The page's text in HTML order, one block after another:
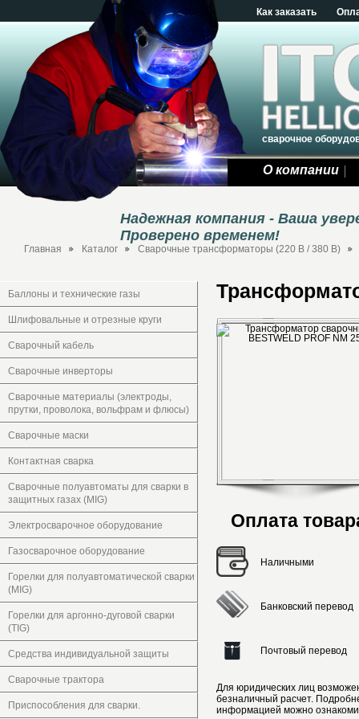
Как заказать
сварочное
О компании
Надежная компания - Ваша
Проверено временем!
Главная Каталог Сварочные трансформаторы (220 В / 380 В)
Баллоны и технические газы
Шлифовальные и отрезные круги
Сварочный кабель
Сварочные инверторы
Сварочные материалы (электроды,
прутки, проволока, вольфрам и флюсы)
Сварочные маски
Контактная сварка
Сварочные полуавтоматы для сварки в
защитных газах (MIG)
Электросварочное оборудование
Газосварочное оборудование
Горелки для полуавтоматической сварки
(MIG)
Горелки для аргонно-дуговой сварки
(TIG)
Средства индивидуальной защиты
Сварочные трактора
Приспособления для сварки.
Оплата
Наличными
Банковский перевод
Почтовый перевод
Для юридических лиц
безналичный расчет.
информацией можно